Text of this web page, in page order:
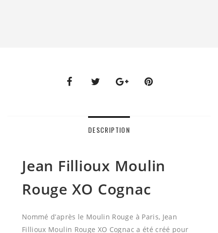
DESCRIPTION
Jean Fillioux Moulin
Rouge XO Cognac
Nommé d’après le Moulin Rouge à Paris, Jean
Fillioux Moulin Rouge XO Cognac a été créé pour